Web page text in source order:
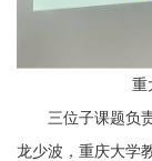
重
三位子课题负
龙少波 ，重庆大学